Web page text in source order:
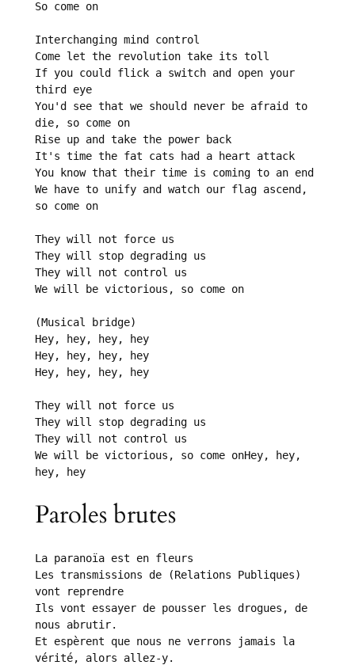
So come on
Interchanging mind control
Come let the revolution take its toll
If you could flick a switch and open your
third eye
You'd see that we should never be afraid to
die, so come on
Rise up and take the power back
It's time the fat cats had a heart attack
You know that their time is coming to an end
We have to unify and watch our flag ascend,
so come on
They will not force us
They will stop degrading us
They will not control us
We will be victorious, so come on
(Musical bridge)
Hey, hey, hey, hey
Hey, hey, hey, hey
Hey, hey, hey, hey
They will not force us
They will stop degrading us
They will not control us
We will be victorious, so come onHey, hey,
hey, hey
Paroles brutes
La paranoïa est en fleurs
Les transmissions de (Relations Publiques)
vont reprendre
Ils vont essayer de pousser les drogues, de
nous abrutir.
Et espèrent que nous ne verrons jamais la
vérité, alors allez-y.